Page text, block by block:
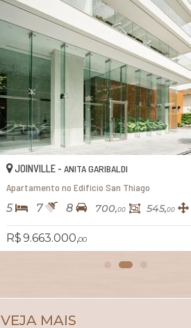
JOINVILLE -ANITA GARIBALDI
Apartamento no Edifício Kaá
3 4 2 186,00 162,
R$ 2.077.000,
VEJA MAIS